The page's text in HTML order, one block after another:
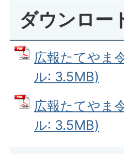
ダウンロー
広報たてやま
ル: 3.5MB)
広報たてやま
ル: 3.5MB)